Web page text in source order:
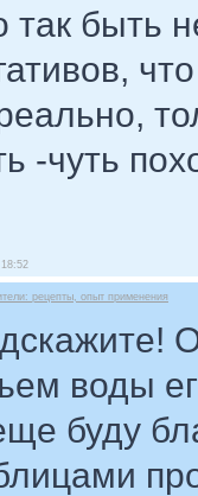
так быть
-чуть
рецепты, опыт применения
воды
буду